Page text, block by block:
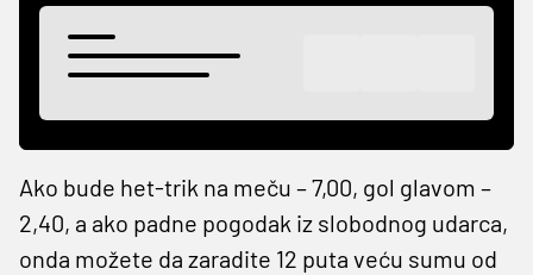
Ako bude het-trik na meču – 7,00, gol glavom –
2,40, a ako padne pogodak iz slobodnog udarca,
onda možete da zaradite 12 puta veću sumu od